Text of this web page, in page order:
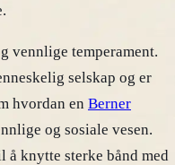
vennlige temperament.
selskap og er
hvordan en Berner
og sosiale vesen.
å knytte sterke bånd med